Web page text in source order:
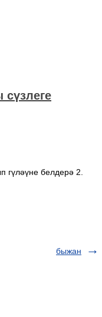
сүзлеге
белдерә 2.
быжан